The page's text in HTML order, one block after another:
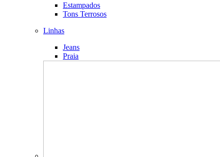
Estampados
Tons Terrosos
Linhas
Jeans
Praia